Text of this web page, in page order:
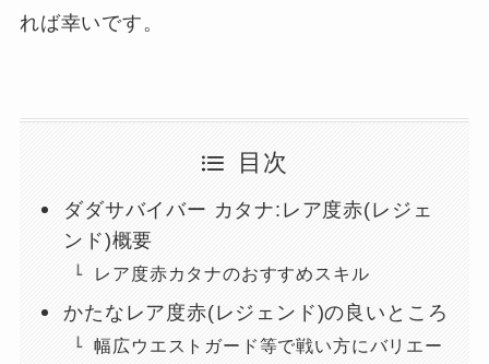
れば幸いです。
目次
ダダサバイバー カタナ:レア度赤(レジェ
ンド)概要
レア度赤カタナのおすすめスキル
かたなレア度赤(レジェンド)の良いところ
幅広ウエストガード等で戦い方にバリエー